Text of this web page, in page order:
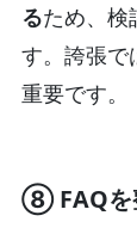
るため、検
す。誇張で
重要です。
⑧ FAQを